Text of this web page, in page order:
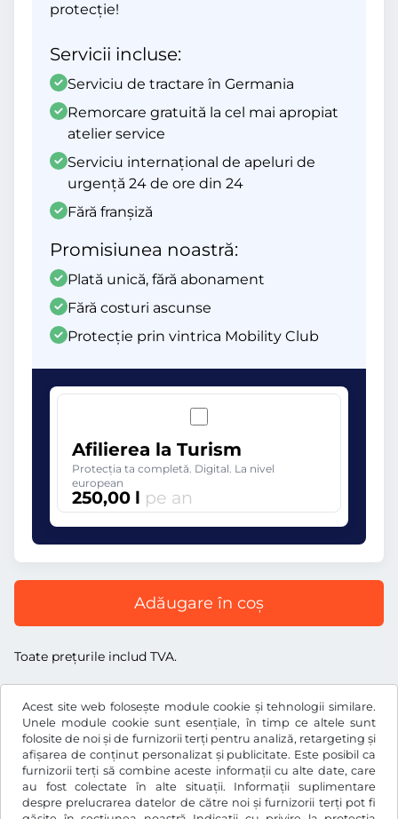
Acest site web folosește module cookie și tehnologii similare.
Unele module cookie sunt esențiale, în timp ce altele sunt
folosite de noi și de furnizorii terți pentru analiză, retargeting și
afișarea de conținut personalizat și publicitate. Este posibil ca
furnizorii terți să combine aceste informații cu alte date, care
au fost colectate în alte situații. Informații suplimentare
despre prelucrarea datelor de către noi și furnizorii terți pot fi
protecție!
Servicii incluse:
Serviciu de tractare în Germania
Remorcare gratuită la cel mai apropiat
atelier service
Serviciu internațional de apeluri de
urgență 24 de ore din 24
Fără franșiză
Promisiunea noastră:
Plată unică, fără abonament
Fără costuri ascunse
Protecție prin vintrica Mobility Club
Afilierea la Turism
Protecția ta completă. Digital. La nivel
european
250,00 l pe an
Adăugare în coș
Toate prețurile includ TVA.
RON
Facebook Instagram